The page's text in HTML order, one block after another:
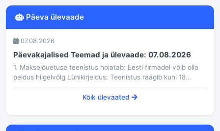
Päeva ülevaade
07.08.2026
Päevakajalised Teemad ja ülevaade: 07.08.2026
1. Maksejõuetuse teenistus hoiatab: Eesti firmadel võib olla
peidus hiigelvõlg Lühikirjeldus: Teenistus räägib kuni 18...
Kõik ülevaated